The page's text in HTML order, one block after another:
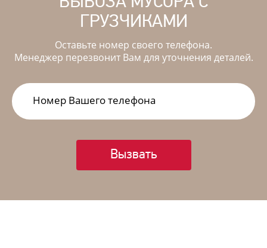
ГРУЗЧИКАМИ
Оставьте номер своего телефона.
Менеджер перезвонит Вам для уточнения деталей.
Вызвать